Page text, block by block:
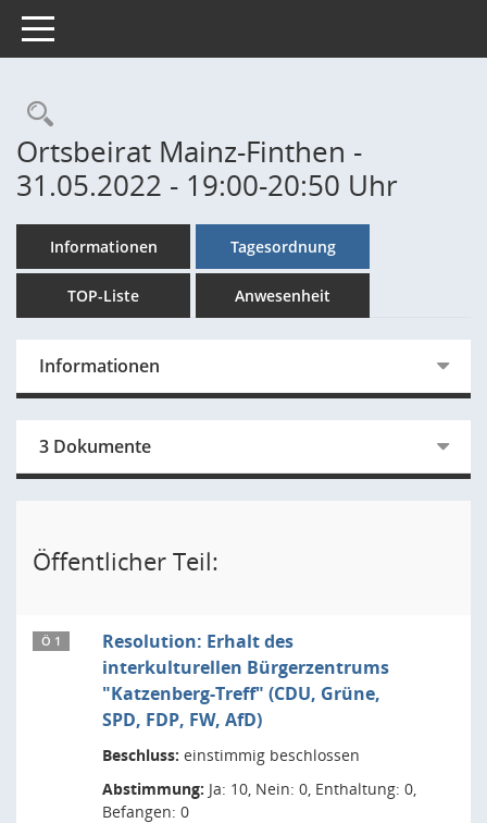
Toggle navigation
Rechercheauswahl
Ortsbeirat Mainz-Finthen -
31.05.2022 - 19:00-20:50 Uhr
Informationen Tagesordnung
TOP-Liste Anwesenheit
Informationen
3 Dokumente
Öffentlicher Teil:
Ö 1
Resolution: Erhalt des
interkulturellen Bürgerzentrums
"Katzenberg-Treff" (CDU, Grüne,
SPD, FDP, FW, AfD)
Beschluss: einstimmig beschlossen
Abstimmung: Ja: 10, Nein: 0, Enthaltung: 0,
Befangen: 0